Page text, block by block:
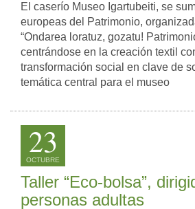
El caserío Museo Igartubeiti, se
europeas del Patrimonio,
“Ondarea loratuz, gozatu!
centrándose en la creación textil
transformación social en clave de
temática central para el museo
23
OCTUBRE
Taller “Eco-bolsa”,
personas adultas